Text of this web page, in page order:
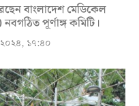
বাংলাদেশ মেডিকেল
পূর্ণাঙ্গ কমিটি।
২০২৪, ১৭:৪০